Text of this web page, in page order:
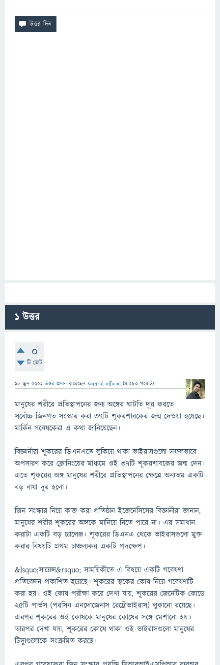
1উত্তর
0
টি ভোট
18 জুন 2021 উত্তর প্রদান করেছেন Kamrul official (4,280 পয়েন্ট)
মানুষের শরীরে প্রতিস্থাপনের জন্য অঙ্গের ঘাটতি দূর করতে
সর্বোচ্চ জিনগত সংস্কার করা ৩৭টি শূকরশাবকের জন্ম দেওয়া হয়েছে।
মার্কিন গবেষকেরা এ কথা জানিয়েছেন।
বিজ্ঞানীরা শূকরের ডিএনএতে লুকিয়ে থাকা ভাইরাসগুলো সফলভাবে
অপসারণ করে ক্লোনিংয়ের মাধ্যমে ওই ৩৭টি শূকরশাবকের জন্ম দেন।
এতে শূকরের অঙ্গ মানুষের শরীরে প্রতিস্থাপনের ক্ষেত্রে অন্যতম একটি
বড় বাধা দূর হলো।
জিন সংস্কার নিয়ে কাজ করা প্রতিষ্ঠান ইজেনেসিসের বিজ্ঞানীরা জানান,
মানুষের শরীর শূকরের অঙ্গকে মানিয়ে নিতে পারে না। এর সমাধান
করাটা একটি বড় চ্যালেঞ্জ। শূকরের ডিএনএ থেকে ভাইরাসগুলো মুক্ত
করার বিষয়টি প্রথম চাঞ্চল্যকর একটি পদক্ষেপ।
&lsquo;সায়েন্স&rsquo; সাময়িকীতে এ বিষয়ে একটি গবেষণা
প্রতিবেদন প্রকাশিত হয়েছে। শূকরের ত্বকের কোষ নিয়ে গবেষণাটি
করা হয়। ওই কোষ পরীক্ষা করে দেখা যায়, শূকরের জেনেটিক কোডে
২৫টি পার্ভস (পরসিন এনদোজেনাস রেট্রোভাইরাস) লুকানো রয়েছে।
এরপর শূকরের ওই কোষকে মানুষের কোষের সঙ্গে মেশানো হয়।
তারপর দেখা যায়, শূকরের কোষে থাকা ওই ভাইরাসগুলো মানুষের
টিস্যুগুলোকে সংক্রমিত করছে।